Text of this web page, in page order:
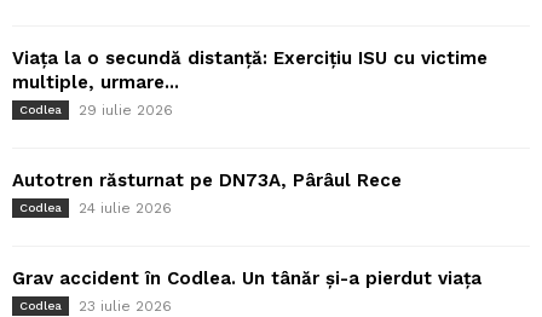
Viața la o secundă distanță: Exercițiu ISU cu victime
multiple, urmare...
Codlea 29 iulie 2026
Autotren răsturnat pe DN73A, Pârâul Rece
Codlea 24 iulie 2026
Grav accident în Codlea. Un tânăr și-a pierdut viața
Codlea 23 iulie 2026